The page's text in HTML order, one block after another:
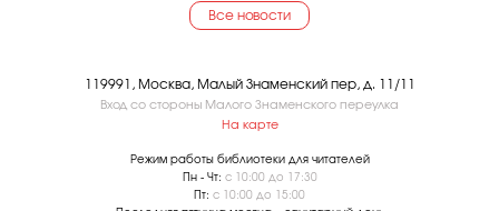
Все новости
119991, Москва, Малый Знаменский пер, д. 11/11
Вход со стороны Малого Знаменского переулка
На карте
Режим работы библиотеки для читателей
Пн - Чт: с 10:00 до 17:30
Пт: с 10:00 до 15:00